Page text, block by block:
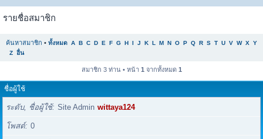
รายชื่อสมาชิก
ค้นหาสมาชิก • ทั้งหมด A B C D E F G H I J K L M N O P Q R S T U V W X Y
Z อื่น
สมาชิก 3 ท่าน • หน้า 1 จากทั้งหมด 1
ชื่อผู้ใช้
ระดับ, ชื่อผู้ใช้ Site Admin wittaya124
โพสต์ 0